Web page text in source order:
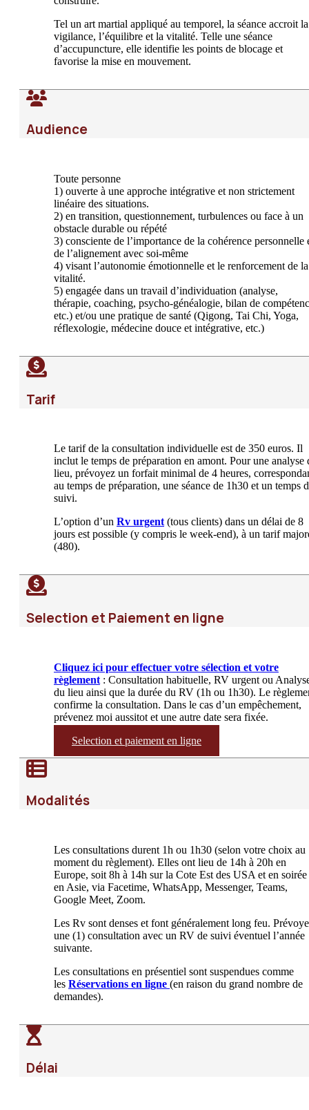
Tel un art martial appliqué au temporel, la séance accroit la
vigilance, l’équilibre et la vitalité. Telle une séance
d’accupuncture, elle identifie les points de blocage et
favorise la mise en mouvement.
Audience
Toute personne
1) ouverte à une approche intégrative et non strictement
linéaire des situations.
2) en transition, questionnement, turbulences ou face à un
obstacle durable ou répété
3) consciente de l’importance de la cohérence personnelle
de l’alignement avec soi-même
4) visant l’autonomie émotionnelle et le renforcement de la
vitalité.
5) engagée dans un travail d’individuation (analyse,
thérapie, coaching, psycho-généalogie, bilan de
etc.) et/ou une pratique de santé (Qigong, Tai Chi, Yoga,
réflexologie, médecine douce et intégrative, etc.)
Tarif
Le tarif de la consultation individuelle est de 350 euros. Il
inclut le temps de préparation en amont. Pour une analyse
lieu, prévoyez un forfait minimal de 4 heures,
au temps de préparation, une séance de 1h30 et un temps
suivi.
L’option d’un Rv urgent (tous clients) dans un délai de 8
jours est possible (y compris le week-end), à un tarif
(480).
Selection et Paiement en ligne
Cliquez ici pour effectuer votre sélection et votre
règlement : Consultation habituelle, RV urgent ou
du lieu ainsi que la durée du RV (1h ou 1h30). Le
confirme la consultation. Dans le cas d’un empêchement,
prévenez moi aussitot et une autre date sera fixée.
Selection et paiement en ligne
Modalités
Les consultations durent 1h ou 1h30 (selon votre choix au
moment du règlement). Elles ont lieu de 14h à 20h en
Europe, soit 8h à 14h sur la Cote Est des USA et en soirée
en Asie, via Facetime, WhatsApp, Messenger, Teams,
Google Meet, Zoom.
Les Rv sont denses et font généralement long feu.
une (1) consultation avec un RV de suivi éventuel l’année
suivante.
Les consultations en présentiel sont suspendues comme
les Réservations en ligne (en raison du grand nombre de
demandes).
Délai